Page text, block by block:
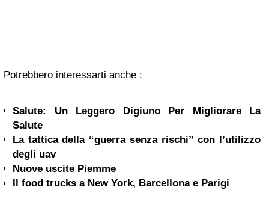
Potrebbero interessarti anche :
Salute: Un Leggero Digiuno Per Migliorare La
Salute
La tattica della “guerra senza rischi” con l’utilizzo
degli uav
Nuove uscite Piemme
Il food trucks a New York, Barcellona e Parigi